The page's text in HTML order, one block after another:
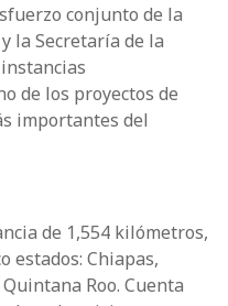
conjunto de la
la Secretaría de la
de los proyectos de
importantes del
de 1,554 kilómetros,
estados: Chiapas,
Roo. Cuenta